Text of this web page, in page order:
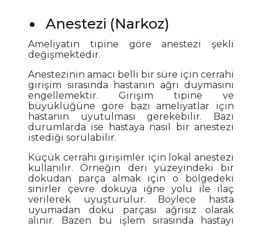
Anestezi (Narkoz)
Ameliyatın tipine göre anestezi şekli
değişmektedir.
Anestezinin amacı belli bir süre için cerrahi
girişim sırasında hastanın ağrı duymasını
engellemektir. Girişim tipine ve
büyüklüğüne göre bazı ameliyatlar için
hastanın uyutulması gerekebilir. Bazı
durumlarda ise hastaya nasıl bir anestezi
istediği sorulabilir.
Küçük cerrahi girişimler için lokal anestezi
kullanılır. Örneğin deri yüzeyindeki bir
dokudan parça almak için o bölgedeki
sinirler çevre dokuya iğne yolu ile ilaç
verilerek uyuşturulur. Böylece hasta
uyumadan doku parçası ağrısız olarak
alınır. Bazen bu işlem sırasında hastayı